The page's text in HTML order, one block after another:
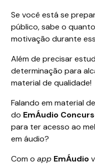
Se você está se
público, sabe o
motivação durante
Além de precisar
determinação para
material de qualidade!
Falando em material
do EmÁudio
para ter acesso ao
em áudio?
Com oapp EmÁudio